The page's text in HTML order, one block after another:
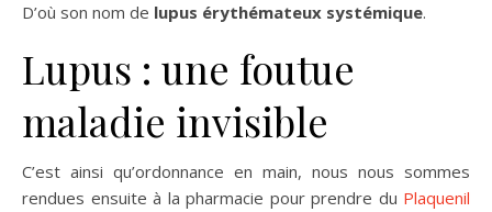
D’où son nom de lupus érythémateux systémique.
Lupus : une foutue
maladie invisible
C’est ainsi qu’ordonnance en main, nous nous sommes
rendues ensuite à la pharmacie pour prendre du Plaquenil